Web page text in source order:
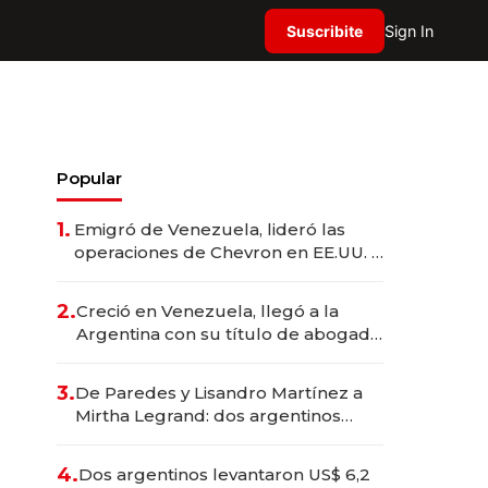
Suscribite Sign In
Popular
1. Emigró de Venezuela, lideró las
operaciones de Chevron en EE.UU. y
2.Creció en Venezuela, llegó a la
Argentina con su título de abogado
marcas "fast premium"
3.De Paredes y Lisandro Martínez a
Mirtha Legrand: dos argentinos
deportivo y el cuidado corporal
4.Dos argentinos levantaron US$ 6,2